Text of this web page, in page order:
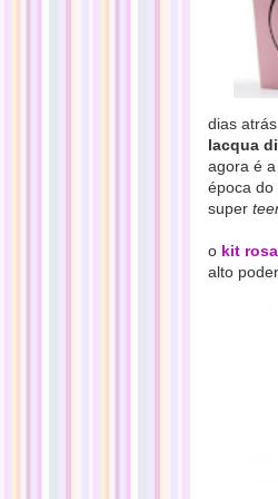
dias
lacqua
agora é
época do
super
o kit
alto